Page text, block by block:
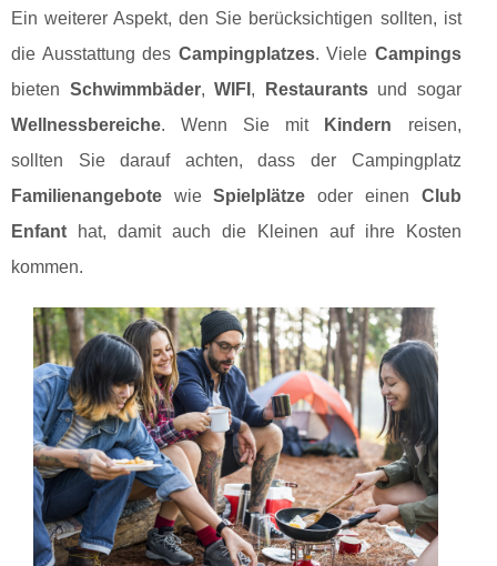
Ein weiterer Aspekt, den Sie berücksichtigen sollten, ist
die Ausstattung des Campingplatzes. Viele Campings
bieten Schwimmbäder,WIFI , Restaurantsund sogar
Wellnessbereiche. Wenn Sie mit Kindern reisen,
sollten Sie darauf achten, dass der Campingplatz
Familienangebote wieSpielplätze oder einen Club
Enfant hat, damit auch die Kleinen auf ihre Kosten
kommen.